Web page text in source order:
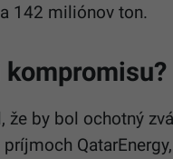
142 miliónov ton.
že by bol ochotný